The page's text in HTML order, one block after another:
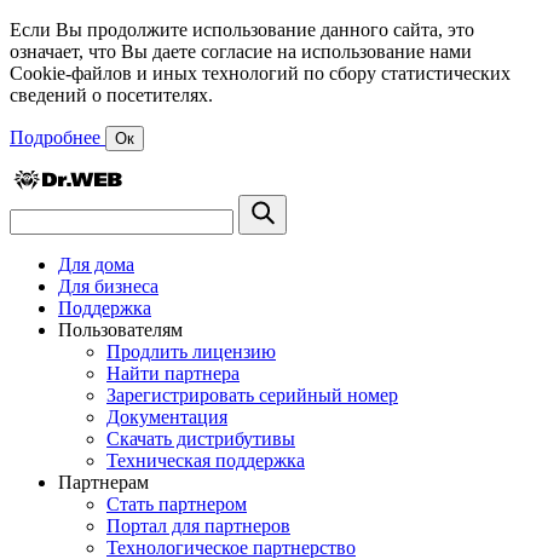
Если Вы продолжите использование данного сайта, это
означает, что Вы даете согласие на использование нами
Cookie-файлов и иных технологий по сбору статистических
сведений о посетителях.
Подробнее Ок
Для дома
Для бизнеса
Поддержка
Пользователям
Продлить лицензию
Найти партнера
Зарегистрировать серийный номер
Документация
Скачать дистрибутивы
Техническая поддержка
Партнерам
Стать партнером
Портал для партнеров
Технологическое партнерство